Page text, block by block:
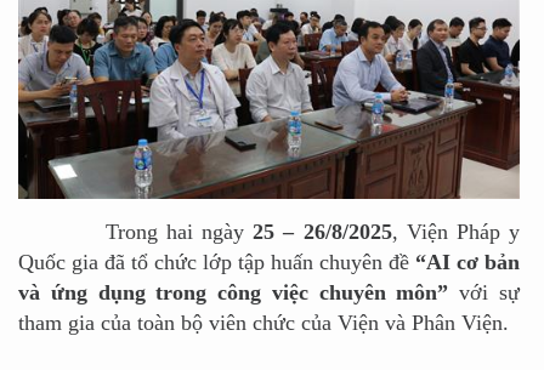
Trong hai ngày25 – 26/8/2025, Viện Pháp y
Quốc gia đã tổ chức lớp tập huấn chuyên đề “AI cơ bản
và ứng dụng trong công việc chuyên môn” với sự
tham gia của toàn bộ viên chức của Viện và Phân Viện.